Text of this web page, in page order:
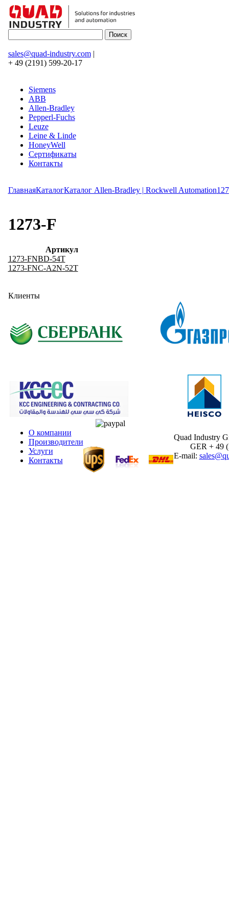
sales@quad-industry.com|
+ 49 (2191) 599-20-17
Siemens
ABB
Allen-Bradley
Pepperl-Fuchs
Leuze
Leine & Linde
HoneyWell
Сертификаты
Контакты
ГлавнаяКаталогКаталог Allen-Bradley | Rockwell Automation127
1273-F
Артикул
1273-FNBD-54T
1273-FNC-A2N-52T
Клиенты
О компании
Производители
Услуги
Контакты
Quad Industry
GER + 49
E-mail: